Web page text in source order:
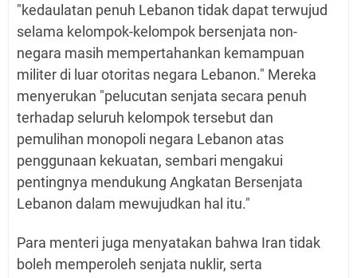
"kedaulatan penuh Lebanon tidak dapat terwujud
selama kelompok-kelompok bersenjata non-
negara masih mempertahankan kemampuan
militer di luar otoritas negara Lebanon." Mereka
menyerukan "pelucutan senjata secara penuh
terhadap seluruh kelompok tersebut dan
pemulihan monopoli negara Lebanon atas
penggunaan kekuatan, sembari mengakui
pentingnya mendukung Angkatan Bersenjata
Lebanon dalam mewujudkan hal itu."
Para menteri juga menyatakan bahwa Iran tidak
boleh memperoleh senjata nuklir, serta